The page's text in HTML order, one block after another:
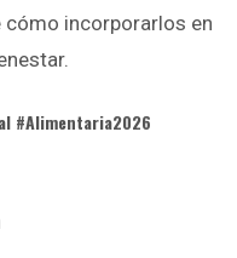
incorporarlos en
#Alimentaria2026